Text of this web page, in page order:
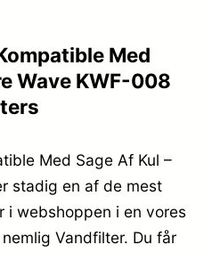
Med
Wave KWF-008
Med Sage Af Kul –
stadig en af de mest
i webshoppen i en vores
Vandfilter. Du får